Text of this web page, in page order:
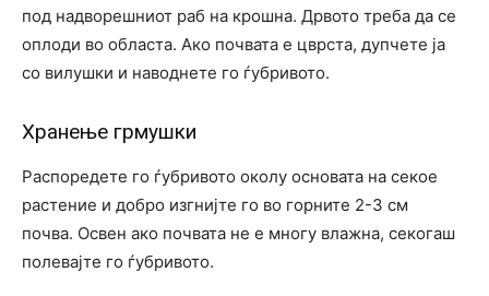
под надворешниот раб на крошна. Дрвото треба да се
оплоди во областа. Ако почвата е цврста, дупчете ја
со вилушки и наводнете го ѓубривото.
Хранење грмушки
Распоредете го ѓубривото околу основата на секое
растение и добро изгнијте го во горните 2-3 см
почва. Освен ако почвата не е многу влажна, секогаш
полевајте го ѓубривото.